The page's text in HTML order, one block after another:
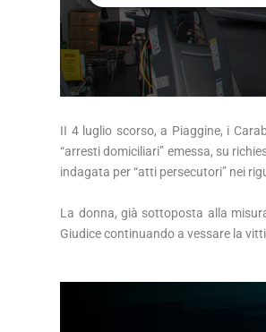
II 4 luglio scorso, a Piaggine, i
“arresti domiciliari” emessa, su
indagata per “atti persecutori” nei
La donna, già sottoposta alla
Giudice continuando a vessare la